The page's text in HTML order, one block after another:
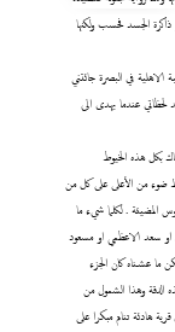
الجسد فحسب ولكنها
الاهلية في البصرة جائتني
لحظاتي عندما يهدى الى
بكل هذه الخيوط
ضوء من الأعلى على كل من
المضيئة . لكلما شيء ما
سعد الاعظمي او مسعود
ما عشناه كان الجزء
الدقة وهذا الشمول من
هادئة تنام مبكرا على